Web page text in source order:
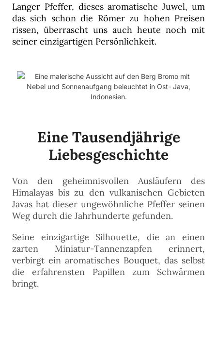
Langer Pfeffer, dieses aromatische Juwel, um
das sich schon die Römer zu hohen Preisen
rissen, überrascht uns auch heute noch mit
seiner einzigartigen Persönlichkeit.
Eine Tausendjährige
Liebesgeschichte
Von den geheimnisvollen Ausläufern des
Himalayas bis zu den vulkanischen Gebieten
Javas hat dieser ungewöhnliche Pfeffer seinen
Weg durch die Jahrhunderte gefunden.
Seine einzigartige Silhouette, die an einen
zarten Miniatur-Tannenzapfen erinnert,
verbirgt ein aromatisches Bouquet, das selbst
die erfahrensten Papillen zum Schwärmen
bringt.